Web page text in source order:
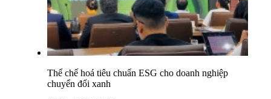
Thể chế hoá tiêu chuẩn ESG cho doanh nghiệp
chuyển đổi xanh